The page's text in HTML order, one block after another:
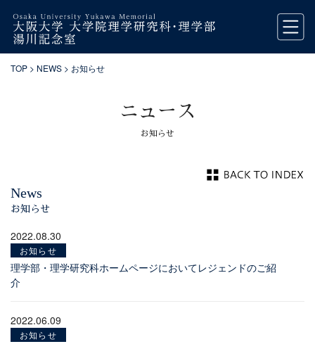
TOP > NEWS > お知らせ
ニュース
お知らせ
News
お知らせ
2022.08.30
お知らせ
理学部・理学研究科ホームページにおいてレジェンドのご紹
介
2022.06.09
お知らせ